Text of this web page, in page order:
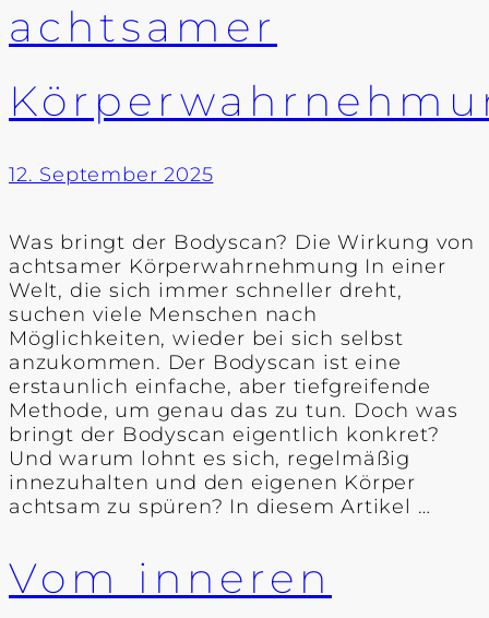
achtsamer
12. September 2025
Was bringt der Bodyscan? Die Wirkung von
achtsamer Körperwahrnehmung In einer
Welt, die sich immer schneller dreht,
suchen viele Menschen nach
Möglichkeiten, wieder bei sich selbst
anzukommen. Der Bodyscan ist eine
erstaunlich einfache, aber tiefgreifende
Methode, um genau das zu tun. Doch was
bringt der Bodyscan eigentlich konkret?
Und warum lohnt es sich, regelmäßig
innezuhalten und den eigenen Körper
achtsam zu spüren? In diesem Artikel …
Vom inneren